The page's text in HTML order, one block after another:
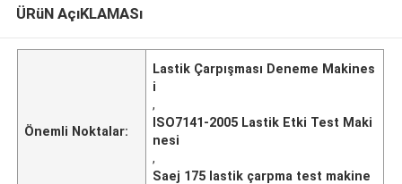
ÜRüN AçıKLAMASı
Önemli Noktalar:
Lastik Çarpışması Deneme Makines
i
,
ISO7141-2005 Lastik Etki Test Maki
nesi
,
Saej 175 lastik çarpma test makine